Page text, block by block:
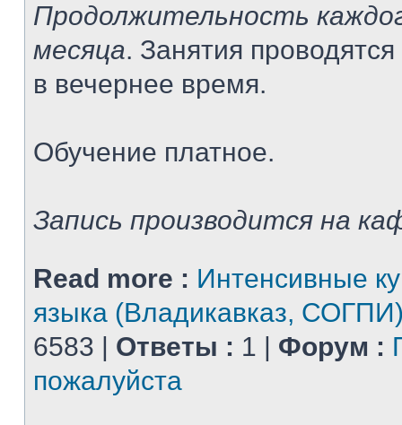
Продолжительность
месяца. Занятия
в вечернее время.
Обучение платное.
Запись производится на
Read more : Интенсивные
языка (Владикавказ,
6583 | Ответы : 1 | Форум :
пожалуйста